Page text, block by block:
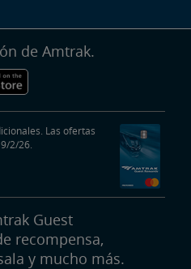
de Amtrak.
Las ofertas
2/26.
Guest
recompensa,
y mucho más.